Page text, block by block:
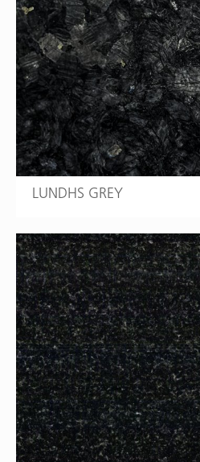
LUNDHS GREY